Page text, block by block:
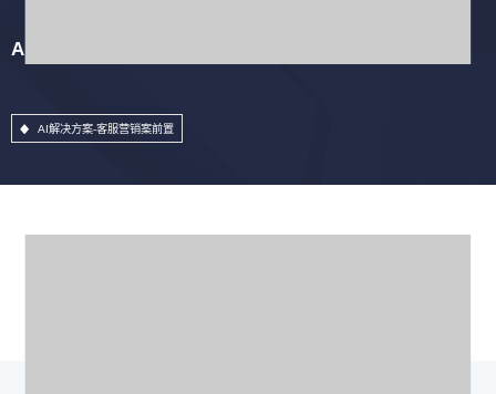
AI解决方案-客服营销案前置
AI解决方案-客服营销案前置